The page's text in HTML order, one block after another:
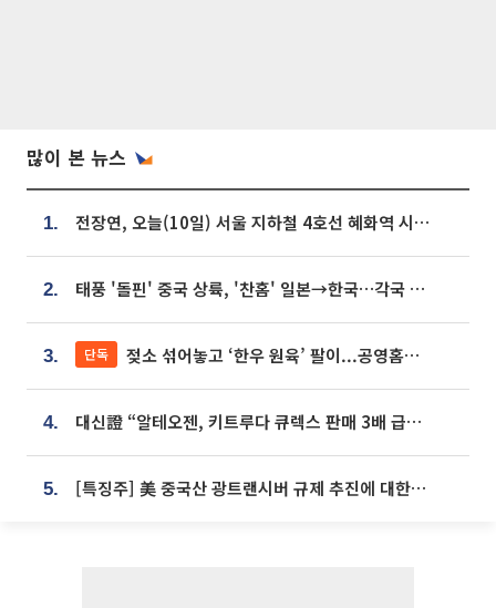
많이 본 뉴스
1. 전장연, 오늘(10일) 서울 지하철 4호선 혜화역 시위…1호선 용산역 무정차
2. 태풍 '돌핀' 중국 상륙, '찬홈' 일본→한국…각국 기상청 예상 경로는?
3. 단독 젖소 섞어놓고 ‘한우 원육’ 팔이...공영홈쇼핑 표기·검증 구멍
4. 대신證 “알테오젠, 키트루다 큐렉스 판매 3배 급증…목표가 41만원 상향”
5. [특징주] 美 중국산 광트랜시버 규제 추진에 대한광통신 등 광통신株 강세